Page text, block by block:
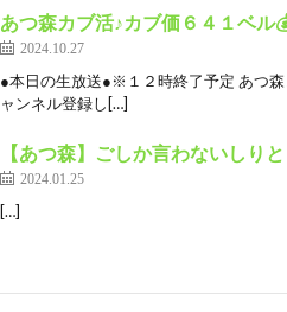
あつ森カブ活♪カブ価６４１ベル
2024.10.27
●本日の生放送●※１２時終了予定 あつ
ャンネル登録し[…]
【あつ森】ごしか言わないしり
2024.01.25
[…]